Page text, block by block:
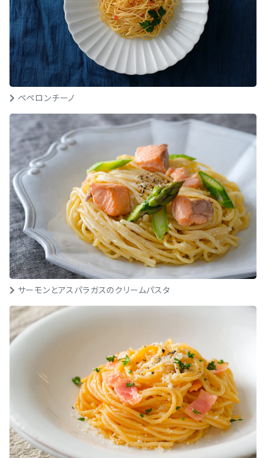
ペペロンチーノ
サーモンとアスパラガスのクリームパスタ